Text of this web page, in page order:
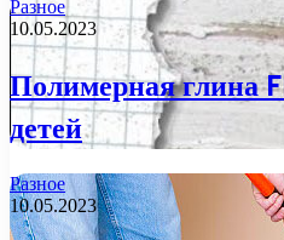
Разное
10.05.2023
Полимерная глина
детей
Разное
10.05.2023